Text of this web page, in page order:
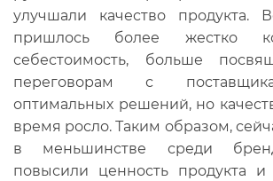
улучшали качество продукта.
пришлось более жестко
себестоимость, больше
переговорам с
оптимальных решений, но
время росло. Таким образом,
в меньшинстве среди
повысили ценность продукта и